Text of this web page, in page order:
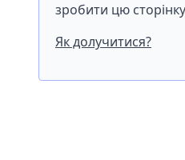
зробити цю
Як долучитися?